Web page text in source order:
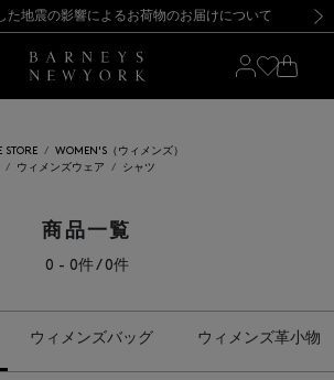
新規登録のお客様も対象！＜MY BARNEYS＞会員のお客様は11,000円（税込）以上のお買上げで常時送料無料！お買い物の際は会員登録を！
【夏季休業に伴う返品・交換承り一時停止のお知らせ】（2026.8.5）
た地震の影響によるお荷物のお届けについて
SUMMER SALEのご案内・ご注意事項 新規登録のお客様も対象！＜MY BARNEYS＞会員のお客様は11,000円（税込）以上のお買上げで常時送料無料！お買い物の際は会員登録を！
【夏季休業に伴う返品・交換承り一時停止のお知らせ】（2026.8.5）
STORE
WOMEN'S（ウィメンズ）
ウィメンズウェア シャツ
商品一覧
0 - 0件 / 0件
ウィメンズバッグ ウィメンズ革小物